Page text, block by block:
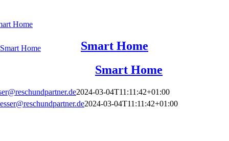
Smart Home
Smart Home
esser@reschundpartner.de2024-03-04T11:11:42+01:00
Home
Smart Home
2024-03-04T11:11:42+01:00